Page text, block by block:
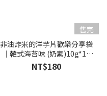
售完
非油炸米的洋芋片歡樂分享袋
｜韓式海苔味 (奶素)10g*10
入/袋 (效期:2026.06)
NT$180